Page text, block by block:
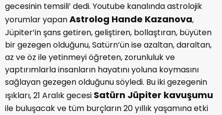
gecesinin temsili’ dedi. Youtube kanalında astrolojik
yorumlar yapanAstrolog Hande Kazanova,
Jüpiter’in şans getiren, geliştiren, bollaştıran, büyüten
bir gezegen olduğunu, Satürn’ün ise azaltan, daraltan,
az ve öz ile yetinmeyi öğreten, zorunluluk ve
yaptırımlarla insanların hayatını yoluna koymasını
sağlayan gezegen olduğunu söyledi. Bu iki gezegenin
ışıkları, 21 Aralık gecesi Satürn Jüpiter kavuşumu
ile buluşacak ve tüm burçların 20 yıllık yaşamına etki